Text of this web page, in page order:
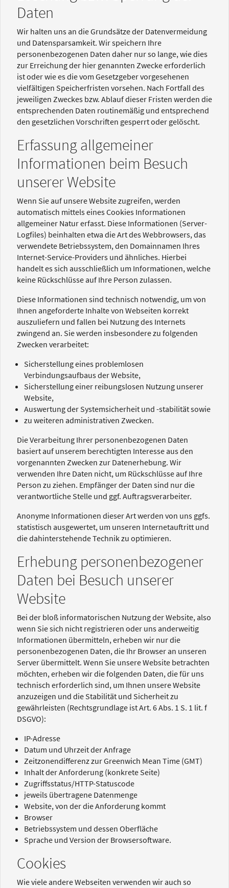
Daten
Wir halten uns an die Grundsätze der Datenvermeidung
und Datensparsamkeit. Wir speichern Ihre
personenbezogenen Daten daher nur so lange, wie dies
zur Erreichung der hier genannten Zwecke erforderlich
ist oder wie es die vom Gesetzgeber vorgesehenen
vielfältigen Speicherfristen vorsehen. Nach Fortfall des
jeweiligen Zweckes bzw. Ablauf dieser Fristen werden die
entsprechenden Daten routinemäßig und entsprechend
den gesetzlichen Vorschriften gesperrt oder gelöscht.
Erfassung allgemeiner
Informationen beim Besuch
unserer Website
Wenn Sie auf unsere Website zugreifen, werden
automatisch mittels eines Cookies Informationen
allgemeiner Natur erfasst. Diese Informationen (Server-
Logfiles) beinhalten etwa die Art des Webbrowsers, das
verwendete Betriebssystem, den Domainnamen Ihres
Internet-Service-Providers und ähnliches. Hierbei
handelt es sich ausschließlich um Informationen, welche
keine Rückschlüsse auf Ihre Person zulassen.
Diese Informationen sind technisch notwendig, um von
Ihnen angeforderte Inhalte von Webseiten korrekt
auszuliefern und fallen bei Nutzung des Internets
zwingend an. Sie werden insbesondere zu folgenden
Zwecken verarbeitet:
Sicherstellung eines problemlosen
Verbindungsaufbaus der Website,
Sicherstellung einer reibungslosen Nutzung unserer
Website,
Auswertung der Systemsicherheit und -stabilität sowie
zu weiteren administrativen Zwecken.
Die Verarbeitung Ihrer personenbezogenen Daten
basiert auf unserem berechtigten Interesse aus den
vorgenannten Zwecken zur Datenerhebung. Wir
verwenden Ihre Daten nicht, um Rückschlüsse auf Ihre
Person zu ziehen. Empfänger der Daten sind nur die
verantwortliche Stelle und ggf. Auftragsverarbeiter.
Anonyme Informationen dieser Art werden von uns ggfs.
statistisch ausgewertet, um unseren Internetauftritt und
die dahinterstehende Technik zu optimieren.
Erhebung personenbezogener
Daten bei Besuch unserer
Website
Bei der bloß informatorischen Nutzung der Website, also
wenn Sie sich nicht registrieren oder uns anderweitig
Informationen übermitteln, erheben wir nur die
personenbezogenen Daten, die Ihr Browser an unseren
Server übermittelt. Wenn Sie unsere Website betrachten
möchten, erheben wir die folgenden Daten, die für uns
technisch erforderlich sind, um Ihnen unsere Website
anzuzeigen und die Stabilität und Sicherheit zu
gewährleisten (Rechtsgrundlage ist Art. 6 Abs. 1 S. 1 lit. f
DSGVO):
IP-Adresse
Datum und Uhrzeit der Anfrage
Zeitzonendifferenz zur Greenwich Mean Time (GMT)
Inhalt der Anforderung (konkrete Seite)
Zugriffsstatus/HTTP-Statuscode
jeweils übertragene Datenmenge
Website, von der die Anforderung kommt
Browser
Betriebssystem und dessen Oberfläche
Sprache und Version der Browsersoftware.
Cookies
Wie viele andere Webseiten verwenden wir auch so